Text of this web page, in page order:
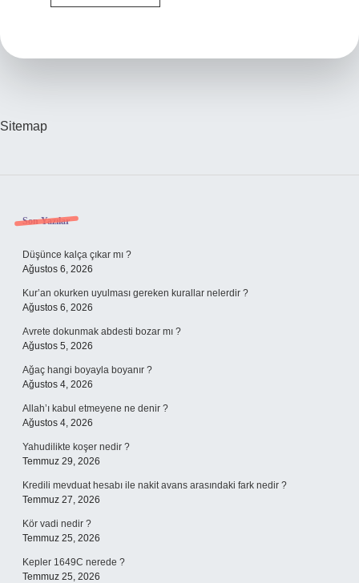
Eş
Sitemap
Sidebar
Son Yazılar
Düşünce kalça çıkar mı ?
Ağustos 6, 2026
Kur’an okurken uyulması gereken kurallar nelerdir ?
Ağustos 6, 2026
Avrete dokunmak abdesti bozar mı ?
Ağustos 5, 2026
Ağaç hangi boyayla boyanır ?
Ağustos 4, 2026
Allah’ı kabul etmeyene ne denir ?
Ağustos 4, 2026
Yahudilikte koşer nedir ?
Temmuz 29, 2026
Kredili mevduat hesabı ile nakit avans arasındaki fark nedir ?
Temmuz 27, 2026
Kör vadi nedir ?
Temmuz 25, 2026
Kepler 1649C nerede ?
Temmuz 25, 2026